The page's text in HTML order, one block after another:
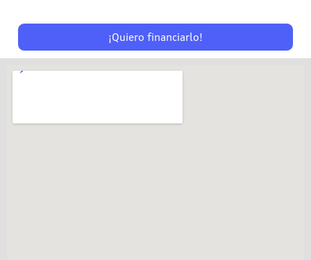
¡Quiero financiarlo!